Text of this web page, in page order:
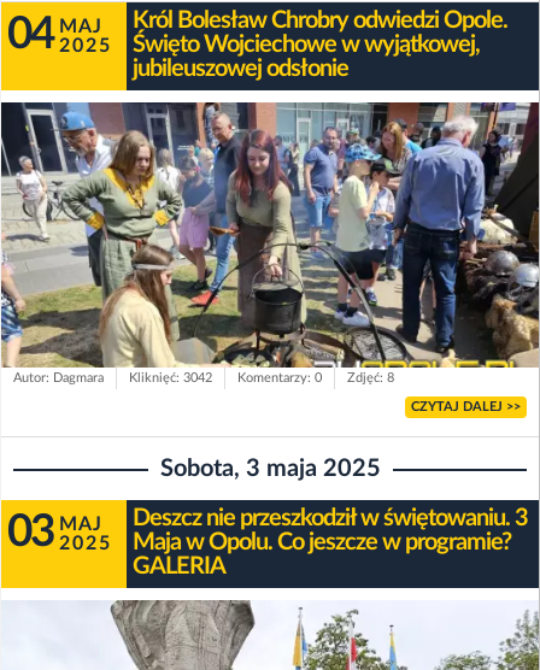
04 MAJ
2025
Król Bolesław Chrobry odwiedzi Opole.
Święto Wojciechowe w wyjątkowej,
jubileuszowej odsłonie
Autor: Dagmara Kliknięć: 3042 Komentarzy: 0 Zdjęć: 8
CZYTAJ DALEJ >>
Sobota, 3 maja 2025
03 MAJ
2025
Deszcz nie przeszkodził w świętowaniu. 3
Maja w Opolu. Co jeszcze w programie?
GALERIA